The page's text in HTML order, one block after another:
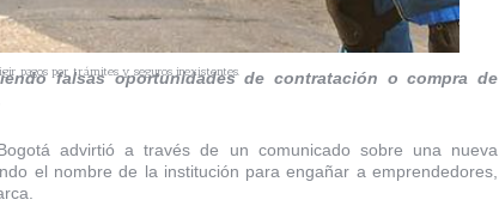
pagos por trámites y seguros inexistentes.
falsas oportunidades de contratación o compra de
advirtió a través de un comunicado sobre una nueva
el nombre de la institución para engañar a emprendedores,